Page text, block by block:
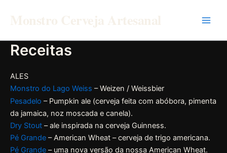
conteúdo
Receitas
ALES
Monstro do Lago Weiss – Weizen / Weissbier
Pesadelo – Pumpkin ale (cerveja feita com abóbora, pimenta
da jamaica, noz moscada e canela).
Dry Stout – ale inspirada na cerveja Guinness.
Pé Grande – American Wheat – cerveja de trigo americana.
Pé Grande – uma nova versão da nossa American Wheat.